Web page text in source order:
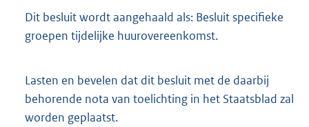
Dit besluit wordt aangehaald als: Besluit specifieke
groepen tijdelijke huurovereenkomst.
Lasten en bevelen dat dit besluit met de daarbij
behorende nota van toelichting in het Staatsblad zal
worden geplaatst.